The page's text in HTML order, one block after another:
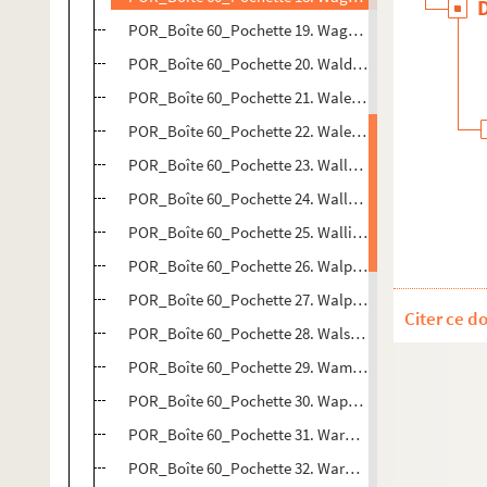
POR_Boîte 60_Pochette 19. Wagner, Richard
POR_Boîte 60_Pochette 20. Waldeck, Georges-
POR_Boîte 60_Pochette 21. Walenbourg, Pierre et
POR_Boîte 60_Pochette 22. Waleski
POR_Boîte 60_Pochette 23. Wallenstein, Abbert-
POR_Boîte 60_Pochette 24. Waller, Edmond
POR_Boîte 60_Pochette 25. Wallis, John
POR_Boîte 60_Pochette 26. Walpole, Robert
POR_Boîte 60_Pochette 27. Walpole, Horace comte
POR_Boîte 60_Pochette 28. Walsingham, Sir Francis
POR_Boîte 60_Pochette 29. Wamesius, Jean
POR_Boîte 60_Pochette 30. Wappers
POR_Boîte 60_Pochette 31. Warburton, William
POR_Boîte 60_Pochette 32. Wardt, d'Onsel
Citer ce